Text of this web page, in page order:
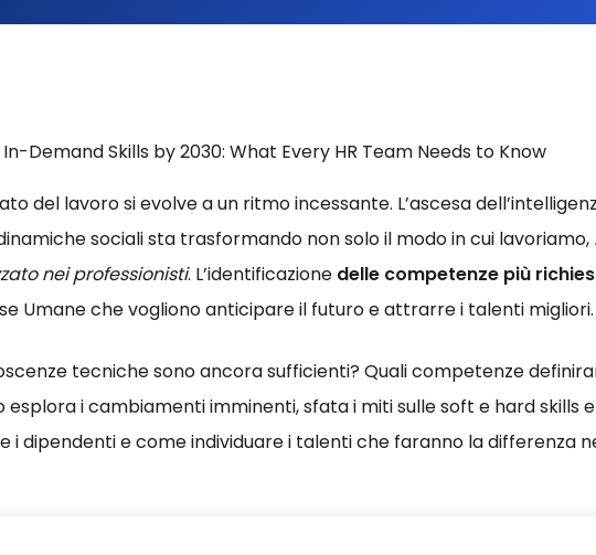
del lavoro si evolve a un ritmo incessante. L’ascesa
sociali sta trasformando non solo il modo in cui lavoriamo,
nei professionisti. L’identificazione delle competenze più
Umane che vogliono anticipare il futuro e attrarre i talenti migliori.
tecniche sono ancora sufficienti? Quali competenze
esplora i cambiamenti imminenti, sfata i miti sulle soft e hard skills
i dipendenti e come individuare i talenti che faranno la differenza